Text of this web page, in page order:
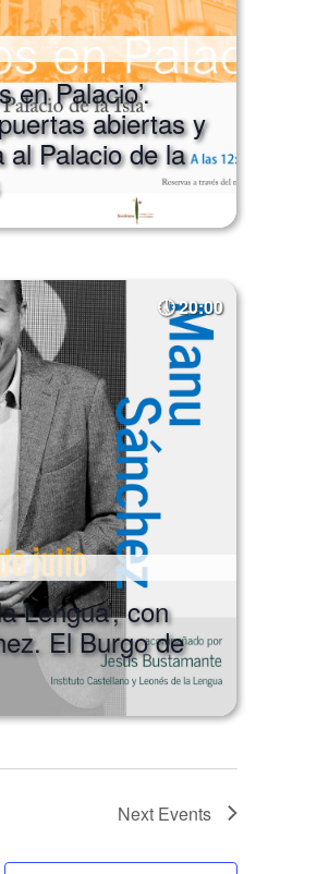
en Palacio’.
abiertas y
al Palacio de la
20:00
Lengua’, con
El Burgo de
Next Events